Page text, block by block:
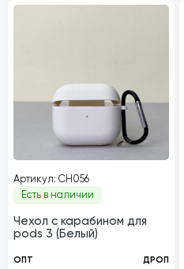
Артикул: CH056
Есть в наличии
Чехол с карабином для
pods 3 (Белый)
ОПТ ДРОП